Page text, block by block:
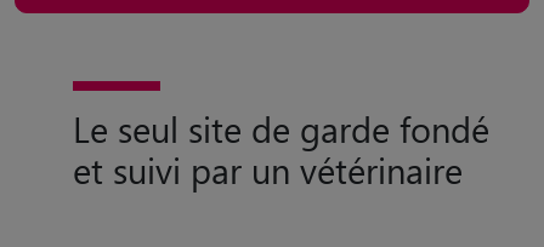
Le seul site de garde fondé
et suivi par un vétérinaire